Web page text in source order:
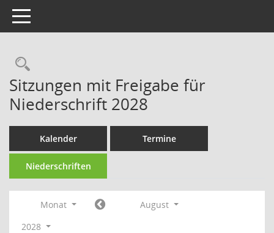
Toggle navigation
Rechercheauswahl
Sitzungen mit Freigabe für
Niederschrift 2028
Kalender Termine
Niederschriften
Monat
August
2028